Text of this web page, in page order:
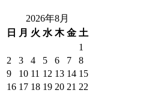
2026年8月
日
月 火 水 木 金 土
1
2
3 4 5 6 7
8
9
10 11 12 13 14 15
16 17 18 19 20 21 22